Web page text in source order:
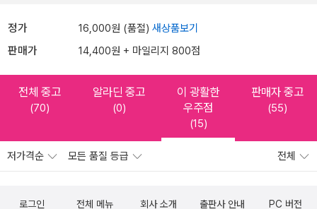
정가 16,000원 (품절) 새상품보기
판매가 14,400원 + 마일리지 800점
전체 중고
(70)
알라딘 중고
(0)
이 광활한
우주점
(15)
판매자 중고
(55)
저가격순 모든 품질 등급 전체
로그인 전체 메뉴 회사 소개 출판사 안내 PC 버전